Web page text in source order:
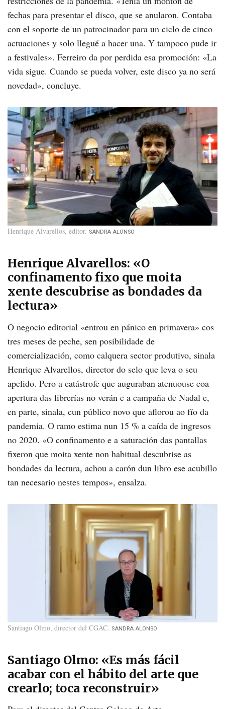
fechas para presentar el disco, que se anularon. Contaba
con el soporte de un patrocinador para un ciclo de cinco
actuaciones y solo llegué a hacer una. Y tampoco pude ir
a festivales». Ferreiro da por perdida esa promoción: «La
vida sigue. Cuando se pueda volver, este disco ya no será
novedad», concluye.
Henrique Alvarellos, editor SANDRA ALONSO
Henrique Alvarellos: «O
confinamento fixo que moita
xente descubrise as bondades da
lectura»
O negocio editorial «entrou en pánico en primavera» cos
tres meses de peche, sen posibilidade de
comercialización, como calquera sector produtivo, sinala
Henrique Alvarellos, director do selo que leva o seu
apelido. Pero a catástrofe que auguraban atenuouse coa
apertura das librerías no verán e a campaña de Nadal e,
en parte, sinala, cun público novo que aflorou ao fío da
pandemia. O ramo estima nun 15 % a caída de ingresos
no 2020. «O confinamento e a saturación das pantallas
fixeron que moita xente non habitual descubrise as
bondades da lectura, achou a carón dun libro ese acubillo
tan necesario nestes tempos», ensalza.
Santiago Olmo, director del CGAC SANDRA ALONSO
Santiago Olmo: «Es más fácil
acabar con el hábito del arte que
crearlo; toca reconstruir»